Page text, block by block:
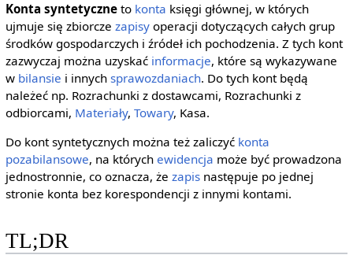
Konta syntetyczneto konta księgi głównej, w których
ujmuje się zbiorcze zapisyoperacji dotyczących całych grup
środków gospodarczych i źródeł ich pochodzenia. Z tych kont
zazwyczaj można uzyskać informacje, które są wykazywane
w bilansie i innych sprawozdaniach. Do tych kont będą
należeć np. Rozrachunki z dostawcami, Rozrachunki z
odbiorcami, Materiały, Towary, Kasa.
Do kont syntetycznych można też zaliczyć konta
pozabilansowe, na których ewidencja może być prowadzona
jednostronnie, co oznacza, że zapisnastępuje po jednej
stronie konta bez korespondencji z innymi kontami.
TL;DR